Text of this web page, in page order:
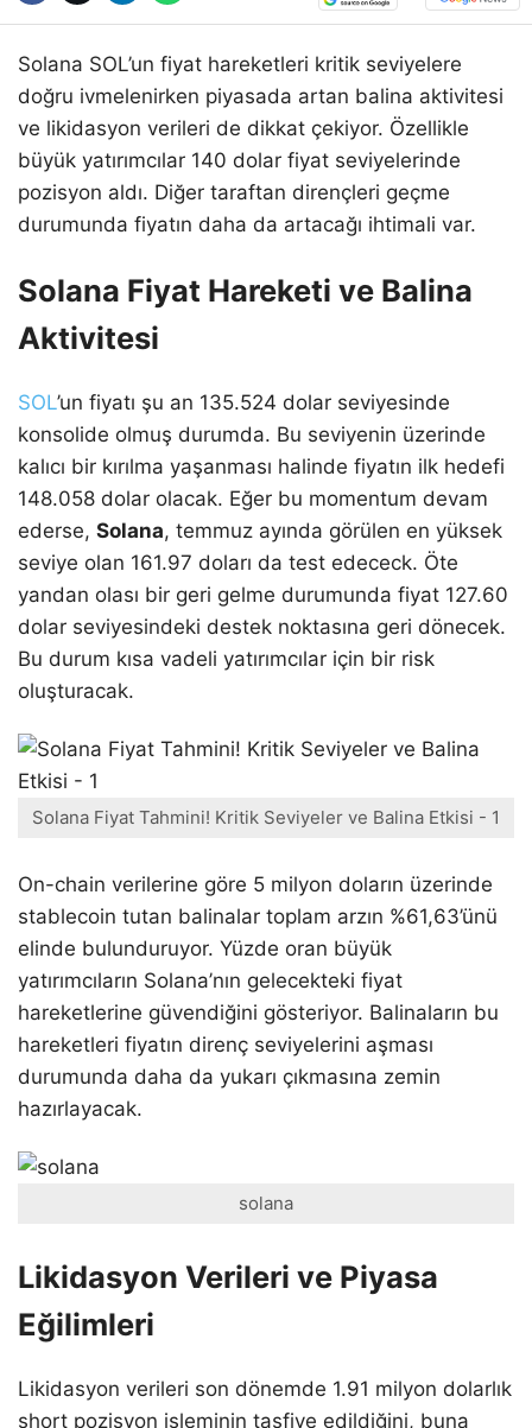
Solana SOL’un fiyat hareketleri kritik seviyelere
doğru ivmelenirken piyasada artan balina aktivitesi
ve likidasyon verileri de dikkat çekiyor. Özellikle
büyük yatırımcılar 140 dolar fiyat seviyelerinde
pozisyon aldı. Diğer taraftan dirençleri geçme
durumunda fiyatın daha da artacağı ihtimali var.
Solana Fiyat Hareketi ve Balina
Aktivitesi
SOL’un fiyatı şu an 135.524 dolar seviyesinde
konsolide olmuş durumda. Bu seviyenin üzerinde
kalıcı bir kırılma yaşanması halinde fiyatın ilk hedefi
148.058 dolar olacak. Eğer bu momentum devam
ederse, Solana, temmuz ayında görülen en yüksek
seviye olan 161.97 doları da test edececk. Öte
yandan olası bir geri gelme durumunda fiyat 127.60
dolar seviyesindeki destek noktasına geri dönecek.
Bu durum kısa vadeli yatırımcılar için bir risk
oluşturacak.
Solana Fiyat Tahmini! Kritik Seviyeler ve Balina Etkisi - 1
On-chain verilerine göre 5 milyon doların üzerinde
stablecoin tutan balinalar toplam arzın %61,63’ünü
elinde bulunduruyor. Yüzde oran büyük
yatırımcıların Solana’nın gelecekteki fiyat
hareketlerine güvendiğini gösteriyor. Balinaların bu
hareketleri fiyatın direnç seviyelerini aşması
durumunda daha da yukarı çıkmasına zemin
hazırlayacak.
solana
Likidasyon Verileri ve Piyasa
Eğilimleri
Likidasyon verileri son dönemde 1.91 milyon dolarlık
short pozisyon işleminin tasfiye edildiğini, buna